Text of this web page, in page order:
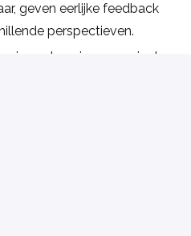
geven eerlijke feedback
perspectieven.
je werk op jouw manier te